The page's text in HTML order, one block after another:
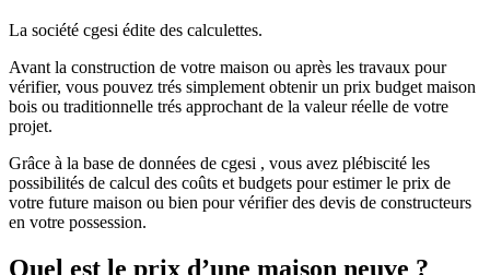
La société cgesi édite des calculettes.
Avant la construction de votre maison ou après les travaux pour
vérifier, vous pouvez trés simplement obtenir un prix budget maison
bois ou traditionnelle trés approchant de la valeur réelle de votre
projet.
Grâce à la base de données de cgesi , vous avez plébiscité les
possibilités de calcul des coûts et budgets pour estimer le prix de
votre future maison ou bien pour vérifier des devis de constructeurs
en votre possession.
Quel est le prix d’une maison neuve ?